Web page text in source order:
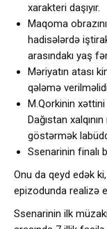
xarakteri daşıyır.
Maqoma
hadisələrdə
arasındakı yaş
Məriyatın atası
qələmə
M.Qorkinin xəttini
Dağıstan
göstərmək
Ssenarinin finalı
Onu da qeyd edək
epizodunda realizə
Ssenarinin ilk